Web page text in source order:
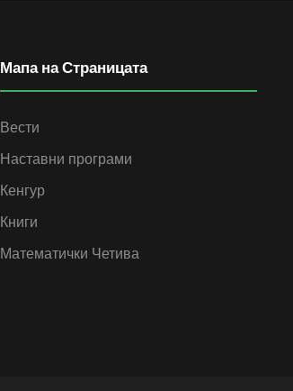
Мапа на Страницата
Вести
Наставни програми
Кенгур
Книги
Математички Четива